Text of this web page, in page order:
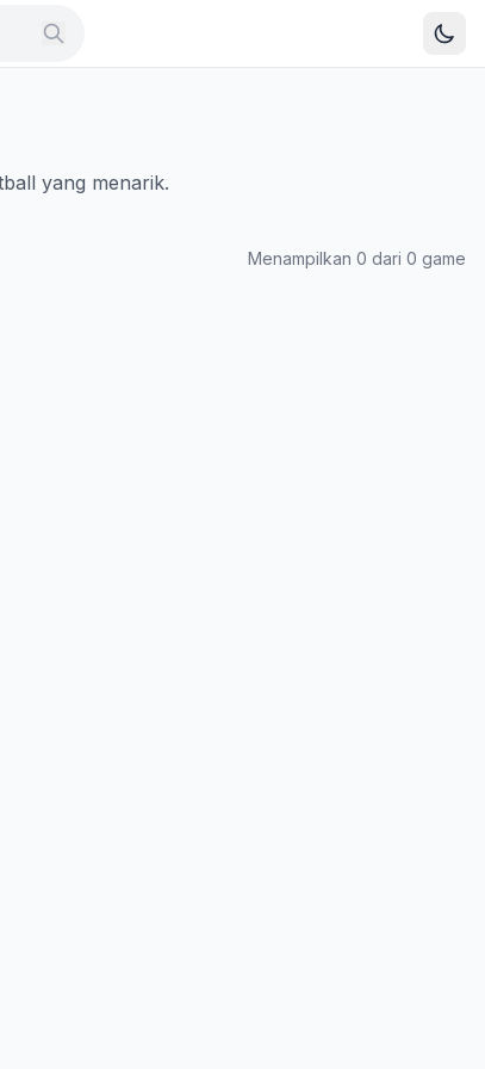
yang menarik.
Menampilkan 0 dari 0 game